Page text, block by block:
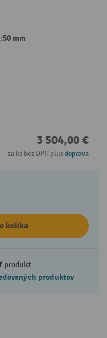
50 mm
3 504,00 €
za ks bez DPH plusdoprava
košíka
produkt
produktov